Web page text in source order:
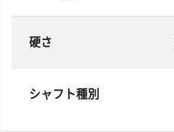
硬さ
シャフト種別